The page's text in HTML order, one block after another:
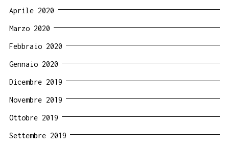
Aprile 2020
Marzo 2020
Febbraio 2020
Gennaio 2020
Dicembre 2019
Novembre 2019
Ottobre 2019
Settembre 2019